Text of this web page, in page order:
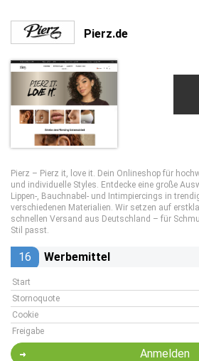
Pierz.de
Pierz – Pierz it, love it. Dein Onlineshop für
und individuelle Styles. Entdecke eine große
Lippen-, Bauchnabel- und Intimpiercings in
verschiedenen Materialien. Wir setzen auf
schnellen Versand aus Deutschland – für
Stil passt.
16 Werbemittel
Start
Stornoquote
Cookie
Freigabe
Anmelden